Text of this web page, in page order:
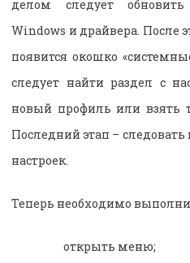
делом следует
Windows и драйвера. После
появится окошко
следует найти раздел с
новый профиль или взять
Последний этап –
настроек.
Теперь необходимо
открыть меню;